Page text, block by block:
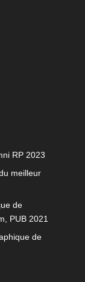
RP 2023
meilleur
de
PUB 2021
de